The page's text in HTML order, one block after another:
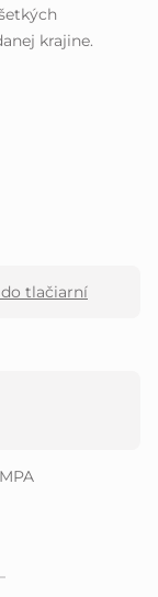
krajine.
tlačiarní